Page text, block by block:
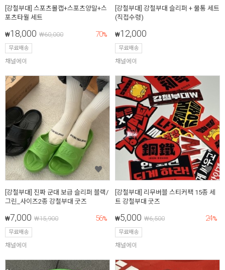
[강철부대] 스포츠볼캡+스포츠양말+스
포츠타월 세트
₩18,000 ₩60,000 70%
무료배송
채널에이
[강철부대] 강철부대 슬리퍼 + 물통 세트
(직접수령)
₩12,000
무료배송
채널에이
[강철부대] 진짜 군대 보급 슬리퍼 블랙/
그린_사이즈2종 강철부대 굿즈
₩7,000 ₩15,900 56%
무료배송
채널에이
[강철부대] 리무버블 스티커팩 15종 세
트 강철부대 굿즈
₩5,000 ₩6,500 24%
무료배송
채널에이